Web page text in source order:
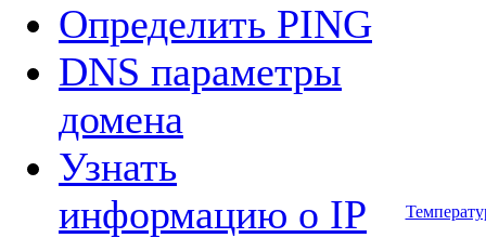
Определить PING
DNS параметры
домена
Узнать
информацию о IP